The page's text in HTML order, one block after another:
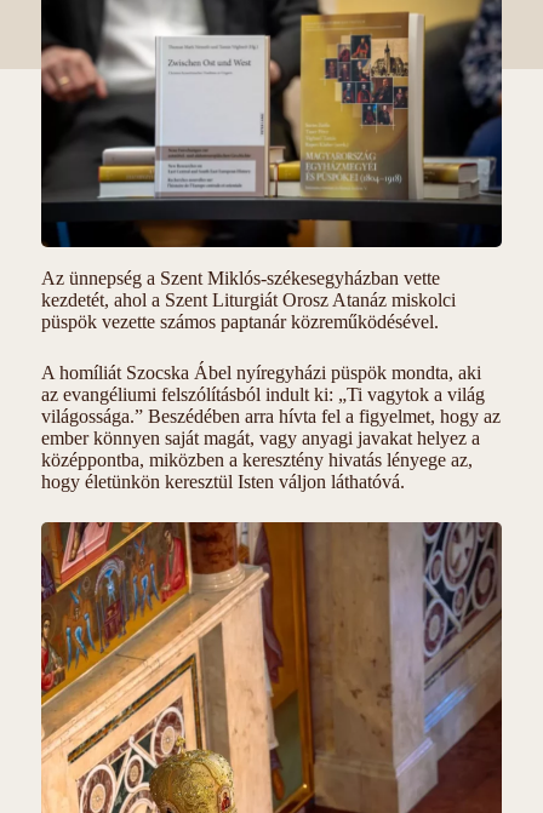
Az ünnepség a Szent Miklós-székesegyházban vette
kezdetét, ahol a Szent Liturgiát Orosz Atanáz miskolci
püspök vezette számos paptanár közreműködésével.
A homíliát Szocska Ábel nyíregyházi püspök mondta, aki
az evangéliumi felszólításból indult ki: „Ti vagytok a világ
világossága.” Beszédében arra hívta fel a figyelmet, hogy az
ember könnyen saját magát, vagy anyagi javakat helyez a
középpontba, miközben a keresztény hivatás lényege az,
hogy életünkön keresztül Isten váljon láthatóvá.